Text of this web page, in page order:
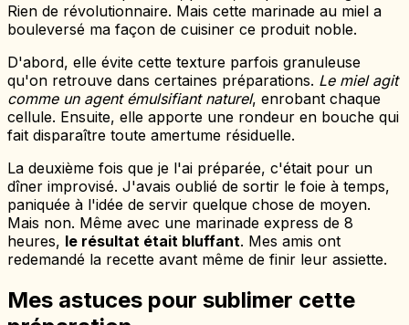
Rien de révolutionnaire. Mais cette marinade au miel a
bouleversé ma façon de cuisiner ce produit noble.
D'abord, elle évite cette texture parfois granuleuse
qu'on retrouve dans certaines préparations. Le miel agit
comme un agent émulsifiant naturel, enrobant chaque
cellule. Ensuite, elle apporte une rondeur en bouche qui
fait disparaître toute amertume résiduelle.
La deuxième fois que je l'ai préparée, c'était pour un
dîner improvisé. J'avais oublié de sortir le foie à temps,
paniquée à l'idée de servir quelque chose de moyen.
Mais non. Même avec une marinade express de 8
heures, le résultat était bluffant. Mes amis ont
redemandé la recette avant même de finir leur assiette.
Mes astuces pour sublimer cette